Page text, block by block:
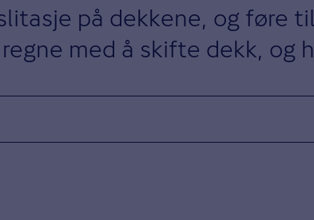
på dekkene, og føre
med å skifte dekk, og